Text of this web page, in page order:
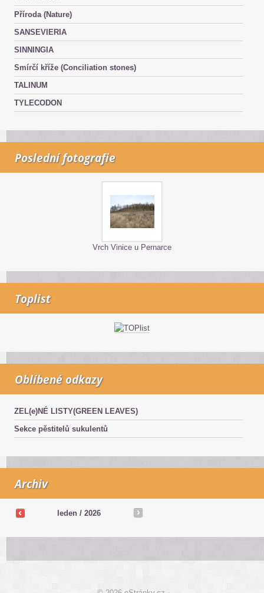
Příroda (Nature)
SANSEVIERIA
SINNINGIA
Smírčí kříže (Conciliation stones)
TALINUM
TYLECODON
Poslední fotografie
Vrch Vinice u Pernarce
Toplist
Oblíbené odkazy
ZEL(e)NÉ LISTY(GREEN LEAVES)
Sekce pěstitelů sukulentů
Archiv
leden / 2026